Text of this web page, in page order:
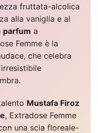
fruttata-alcolica
alla vaniglia e al
parfum a
Femme è la
che celebra
Mustafa Firoz
, Extradose Femme
una scia floreale-